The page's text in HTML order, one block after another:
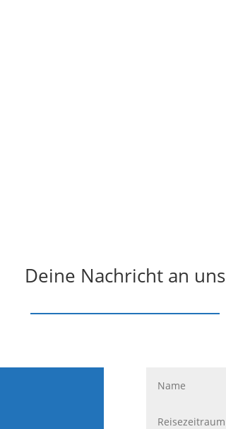
Deine Nachricht an uns